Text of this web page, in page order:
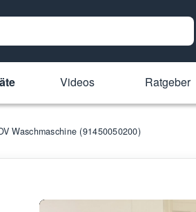
Videos Ratgeber
Waschmaschine (91450050200)